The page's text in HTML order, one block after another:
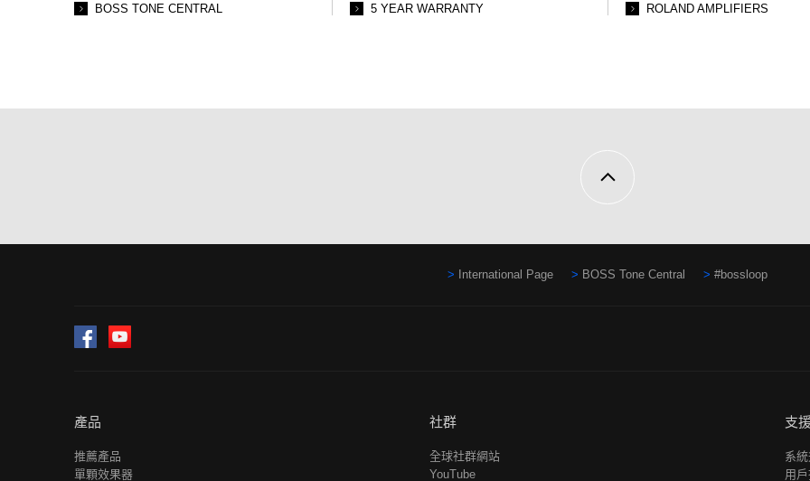
BOSS TONE CENTRAL 5 YEAR WARRANTY ROLAND AMPLIFIERS
International Page BOSS Tone Central #bossloop
Facebook
產品
推薦產品
單顆效果器
社群
全球社群網站
YouTube
支
系
用